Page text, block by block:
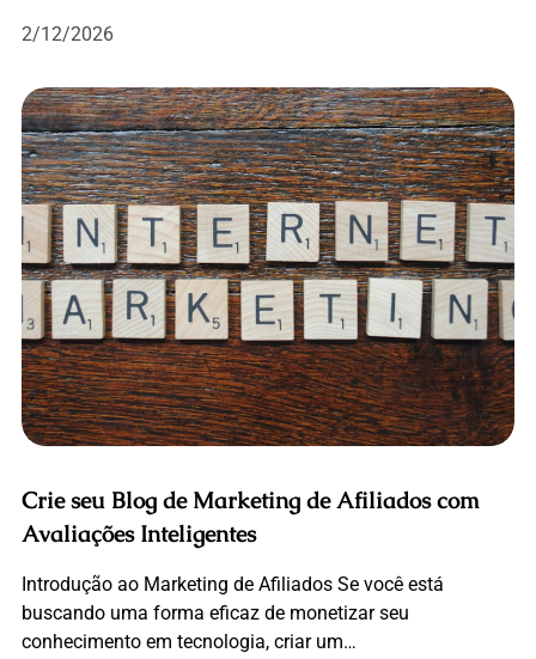
2/12/2026
Crie seu Blog de Marketing de Afiliados com
Avaliações Inteligentes
Introdução ao Marketing de Afiliados Se você está
buscando uma forma eficaz de monetizar seu
conhecimento em tecnologia, criar um…